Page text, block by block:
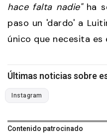
hace falta nadie" ha
paso un 'dardo' a
único que necesita es
Últimas noticias sobre
Instagram
Contenido patrocinado